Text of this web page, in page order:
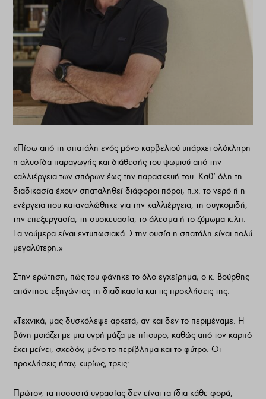
«Πίσω από τη σπατάλη ενός μόνο καρβελιού υπάρχει ολόκληρη
η αλυσίδα παραγωγής και διάθεσής του ψωμιού από την
καλλιέργεια των σπόρων έως την παρασκευή του. Καθ’ όλη τη
διαδικασία έχουν σπαταληθεί διάφοροι πόροι, π.χ. το νερό ή η
ενέργεια που καταναλώθηκε για την καλλιέργεια, τη συγκομιδή,
την επεξεργασία, τη συσκευασία, το άλεσμα ή το ζύμωμα κ.λπ.
Τα νούμερα είναι εντυπωσιακά. Στην ουσία η σπατάλη είναι πολύ
μεγαλύτερη.»
Στην ερώτηση, πώς του φάνηκε το όλο εγχείρημα, ο κ. Βούρθης
απάντησε εξηγώντας τη διαδικασία και τις προκλήσεις της:
«Τεχνικά, μας δυσκόλεψε αρκετά, αν και δεν το περιμέναμε. Η
βύνη μοιάζει με μια υγρή μάζα με πίτουρο, καθώς από τον καρπό
έχει μείνει, σχεδόν, μόνο το περίβλημα και το φύτρο. Οι
προκλήσεις ήταν, κυρίως, τρεις:
Πρώτον, τα ποσοστά υγρασίας δεν είναι τα ίδια κάθε φορά,